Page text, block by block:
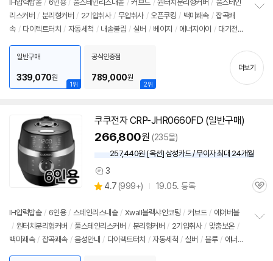
리
뷰
IH압력밥솥 / 6인용 / 풀스테인리스내솥 / 커브드 / 원터치분리형커버 / 풀스테인
리스커버 / 분리형커버 / 2기압취사 / 무압취사 / 오픈쿠킹 / 백미쾌속 / 잡곡쾌
속 / 다이렉트터치 / 자동세척 / 내솥불림 / 실버 / 베이지 / 에너지아이 / 대기전력
로x세로x깊이): 383x262x260mm
기
1위
일반구매
339,070원
2위
공식인증점
789,000원
더보기
쿠쿠전자 CRP-JHR0660FD (일반구매)
266,800원 (235몰)
257,440원 [옥션] 삼성카드 / 무이자 최대 24개월
상
품
견
3
별
4.7 (상
리
뷰
999+) 19.05. 등록
관
IH압력밥솥 / 6인용 / 스테인리스내솥 / Xwall블랙샤인코팅 / 커브드 / 에어버블
/ 원터치분리형커버 / 풀스테인리스커버 / 분리형커버 / 2기압취사 / 맞춤보온 /
백미쾌속 / 잡곡쾌속 / 음성안내 / 다이렉트터치 / 자동세척 / 실버 / 블루 / 에너지